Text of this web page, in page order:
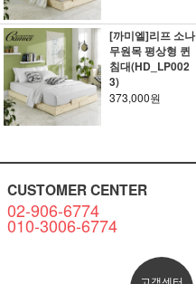
[까미엘]리프 소나
무원목 평상형 퀸
침대(HD_LP002
3)
373,000원
CUSTOMER CENTER
02-906-6774
010-3006-6774
고객센터